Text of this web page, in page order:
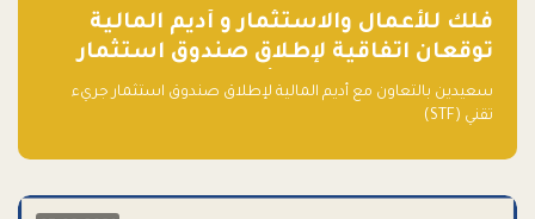
فلك للأعمال والاستثمار و أديم المالية
توقعان اتفاقية لإطلاق صندوق استثمار
جريء تقني (STF) - مشغل من قبل فـلك
سعيدين بالتعاون مع أديم المالية لإطلاق صندوق استثمار جريء
تقني (STF)